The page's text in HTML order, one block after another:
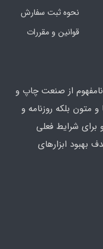
نحوه ثبت سفارش
قوانین و مقررات
از صنعت چاپ و
متون بلکه روزنامه و
شرایط فعلی
بهبود ابزارهای